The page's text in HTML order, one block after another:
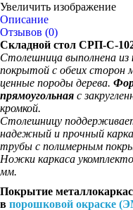
Увеличить изображение
Описание
Отзывов (0)
Складной стол СРП-С-
Столешница выполнена из
покрытой с обеих сторон
ценные породы дерева.
прямоугольная с
кромкой.
Столешницу
надежный и прочный
трубы с полимерным
Ножки каркаса
мм.
Покрытие
в порошковой окраске